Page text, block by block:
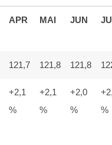
APR MAI JUN
121,7 121,8 121,8
+2,1
%
+2,1
%
+2,0
%
%